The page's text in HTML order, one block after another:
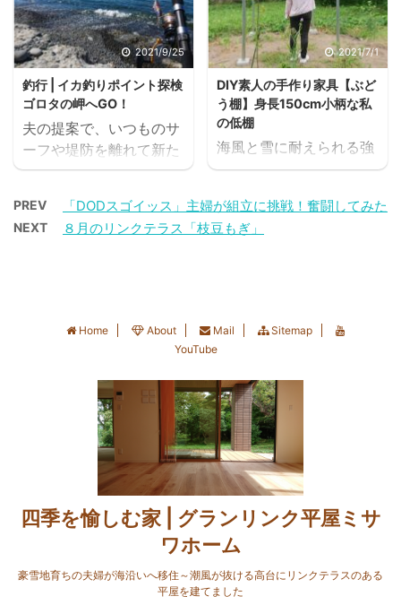
す ↓ ↓ ＊シンプルイズ
ベスト＊ ＊ふるさと新潟
＊ ＊若者にもブーム平屋
＊ ...
が、肉の脂が滴り落ちて
七輪の炭から炎が立ち昇
り、じりじりと肉が焼け
ていく様子をみながら5
年間の結婚生活をぼんや
りと回想していました。
結婚記念日 2021.12.1 丁
寧に起こされた炭火の七
ぎてもダメ、ジワリジワ
リと丁度いい火加減で焼
の下で支え合い家族にな
ンを通して誰でも参加で
きるイベントや企画があ
りがたいですね。 今回
は、大阪府守口市にある
八雲東コミュニティセン
ターさんが企画する
「WEBで！おうち七夕」
に参加しました。（本日
い人への想いや願いを
WEBで投稿すると、短冊
歴史ある守居神社へ奉納
していただけるそうで
...
2021/9/25
釣行 | イカ釣りポイント探検
ゴロタの岬へGO！
夫の提案で、いつものサ
ーフや堤防を離れて新た
なエギングポイントを探
気になっていた磯場に辿
り着くと3人の先客。 待
らに歩くと大小の石がゴ
ロゴロと現れた。 ゴロタ
んなゴロタ浜は夫も私も
初体験。イカが身を隠し
そうな藻もみえるから、
ちょっと期待が持てるか
も？ ただ、地形も知らな
い場所で、しかも海中の
障害物にエギを引っ掛け
てロストしそうな予感も
（エギ）は100円の安価
2021/7/1
DIY素人の手作り家具【ぶど
う棚】身長150cm小柄な私
の低棚
海風と雪に耐えられる強
さで、高さを低くし、さ
と。 以上の条件を踏まえ
て、夫に製作をお願いし
手作り「ぶどう棚」の
DIYの様子をご紹介しま
「165cmシンプルぶどう
棚」の作り方 サイズと設
計 身長150cmの小柄な
私には、一派的に販売さ
れているような高さ
180cm～200cmの既製
品のぶどう棚やパーゴラ
では天井に手が届かず、
背伸びをしながら無理な
姿勢での作業や収穫を強
いられることになり、と
PREV 「DODスゴイッス」主婦が組立に挑戦！奮闘してみた
NEXT ８月のリンクテラス「枝豆もぎ」
Home About Mail
Sitemap
YouTube
四季を愉しむ家 | グランリンク平屋ミサ
ワホーム
豪雪地育ちの夫婦が海沿いへ移住～潮風が抜ける高台にリンクテラスのある
平屋を建てました